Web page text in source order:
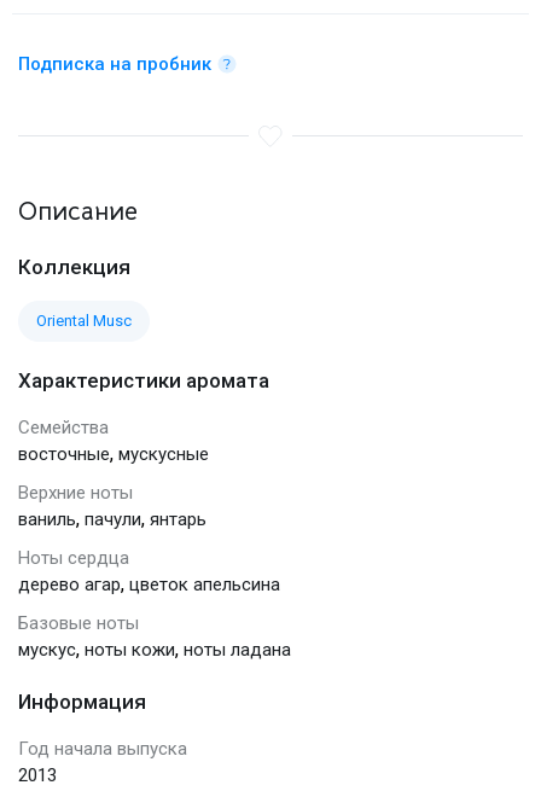
Подписка на пробник
Описание
Коллекция
Oriental Musc
Характеристики аромата
Семейства
восточные, мускусные
Верхние ноты
ваниль, пачули, янтарь
Ноты сердца
дерево агар, цветок апельсина
Базовые ноты
мускус, ноты кожи, ноты ладана
Информация
Год начала выпуска
2013